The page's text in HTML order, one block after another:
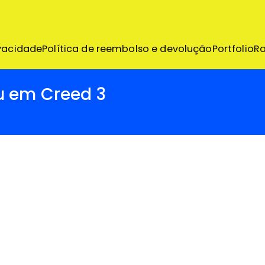
Política de reembolso e devoluçãoPortfolio
em Creed 3